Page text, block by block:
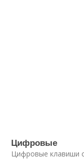
Цифровые
Цифровые клавиши